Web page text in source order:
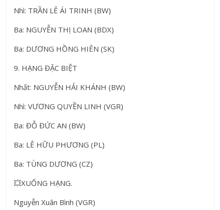
Nhì: TRẦN LÊ ÁI TRINH (BW)
Ba: NGUYỄN THỊ LOAN (BDX)
Ba: DƯƠNG HỒNG HIÊN (SK)
9. HẠNG ĐẶC BIỆT
Nhất: NGUYỄN HẢI KHÁNH (BW)
Nhì: VƯƠNG QUYỀN LINH (VGR)
Ba: ĐỖ ĐỨC AN (BW)
Ba: LÊ HỮU PHƯƠNG (PL)
Ba: TÙNG DƯƠNG (CZ)
💥XUỐNG HẠNG.
Nguyễn Xuân Bình (VGR)